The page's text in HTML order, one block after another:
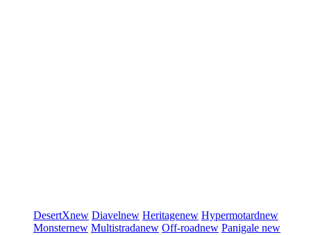
DesertXnew Diavelnew Heritagenew Hypermotardnew
Monsternew Multistradanew Off-roadnew Panigale new